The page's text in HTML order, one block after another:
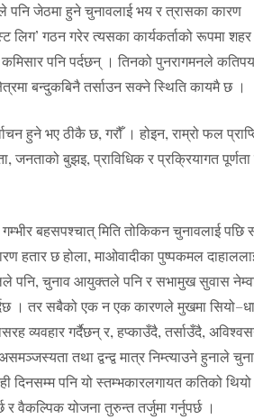
पनि जेठमा हुने चुनावलाई भय र त्रासका कारण
गठन गरेर त्यसका कार्यकर्ताको रूपमा शहर
पनि पर्दछन् । तिनको पुनरागमनले कतिपय
बन्दुकबिनै तर्साउन सक्ने स्थिति कायमै छ ।
हुने भए ठीकै छ, गरौँ । होइन, राम्रो फल
जनताको बुझइ, प्राविधिक र प्रक्रियागत
बहसपश्चात् मिति तोकिकन चुनावलाई पछि
हतार छ होला, माओवादीका पुष्पकमल
पनि, चुनाव आयुक्तले पनि र सभामुख सुवास
। तर सबैको एक न एक कारणले मुखमा
व्यवहार गर्दैछन् र, हप्काउँदै, तर्साउँदै,
तथा द्वन्द्व मात्र निम्त्याउने हुनाले
दिनसम्म पनि यो स्तम्भकारलगायत कतिको
योजना तुरुन्त तर्जुमा गर्नुपर्छ ।